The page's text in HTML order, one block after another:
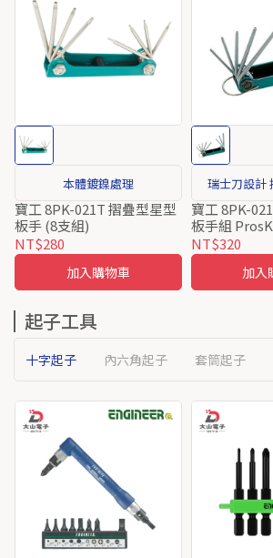
本體鍍鎳處理
寶工 8PK-021T 摺疊型星型
板手 (8支組)
NT$280
加入購物車
瑞士刀設計
寶工 8PK-
板手組
NT$320
加入
起子工具
十字起子 內六角起子 套筒起子